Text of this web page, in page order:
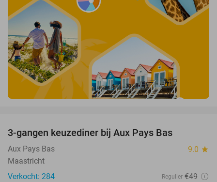
3-gangen keuzediner bij Aux Pays Bas
Aux Pays Bas 9.0 star
Maastricht
Verkocht: 284
Regulier €49